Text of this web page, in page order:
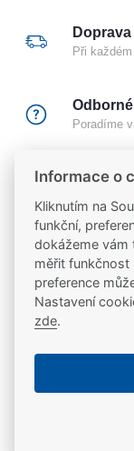
Při
Poradíme
Partneři
20 let na
Poradíme
Popis
Montážní lišta
Parametry
Informace o
Kliknutím na
funkční,
dokážeme vám
měřit funkčnost
preference
Nastavení
zde.